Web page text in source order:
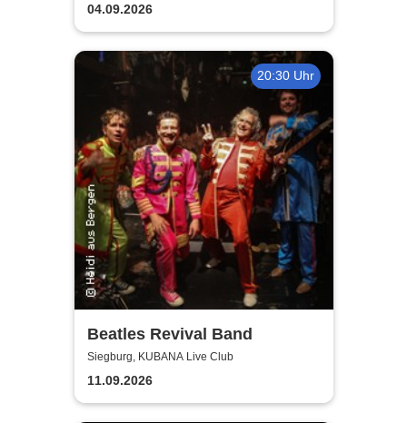
04.09.2026
20:30 Uhr
Beatles Revival Band
Siegburg, KUBANA Live Club
11.09.2026